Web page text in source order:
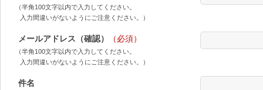
（半角100文字以内で入力してください。
入力間違いがないようにご注意ください。）
メールアドレス（確認） （必須）
（半角100文字以内で入力してください。
入力間違いがないようにご注意ください。）
件名